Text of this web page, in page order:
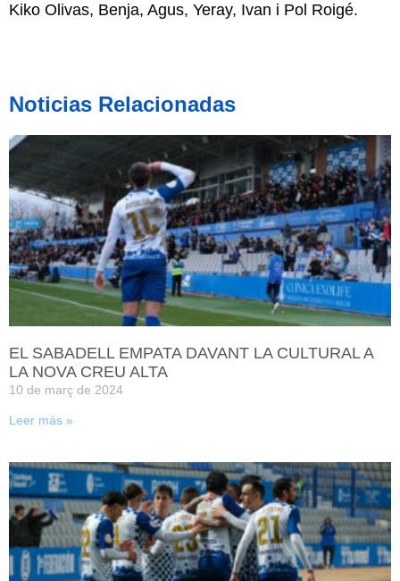
Kiko Olivas, Benja, Agus, Yeray, Ivan i Pol Roigé.
Noticias Relacionadas
EL SABADELL EMPATA DAVANT LA CULTURAL A
LA NOVA CREU ALTA
10 de març de 2024
Leer más »